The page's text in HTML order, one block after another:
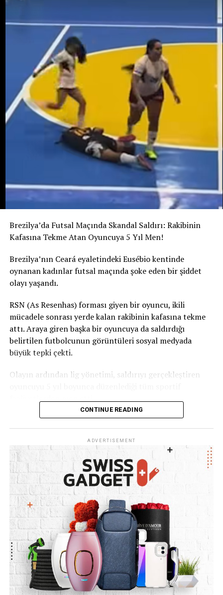
kliniklerde tedavilerinin sürdüğü, ağır yaralı bir kadının
ise hayati tehlikesinin devam ettiği bildirildi.
Yangın perşembe günü geç saatlerde alt katta çıkmış ve
daha sonra binayı sarmıştı.
Türkiye’nin Düsseldorf Başkonsolosu Ali İhsan İzbul,
yangında hafif yaralanan bina sakini İsmail Kızıltan’a
geçmiş olsun ziyaretinde bulundu.
https://ca0b9b92b836f3cc38d9e247712c24c8.safeframe.
googlesyndication.com/safeframe/1-0-
Solingen Faciası 29 Mayıs 1993 tarihinde Almanya’nın
Solingen şehrinde, Türk kökenli Neo-Naziler tarafından
kundaklanması sonucu aileden beş kişinin yaşamını
yitirmesiyle sonuçlanan saldırıdır.
Saldırıda, dört aşırı sağcı Alman, Genç ailesinin evini
kundaklamıştı. Genç ailesinden hayatını kaybedenler:
Gürsün İnce, Hatice, Hülya, Saime Genç ile Gülistan
Öztürk’tür.
Geçtiğimiz 25 Mart’ta ise Solingen’de kundaklanan bir
evde çıkan yangında Türk kökenli aynı aileden 4 kiṣi
hayatını kaybetmiṣ, 9 kiṣi de yaralanmıṣtı.
bebeği almak amacıyla işlenmiş olabileceği ihtimali
araştırılıyor. Ancak bunun henüz kanıtlanmış bir sonuç
değil, soruşturma kapsamında değerlendirilen bir ihtimal
olduğu belirtiliyor.
Ailenin açıklamasına göre Potosi bir kız çocuğu
bekliyordu. 12 Ağustos’ta dünyaya gelmesi beklenen
bebeğe “Alahia” adı verilmişti.
Maria Potosi toprağa verilirken soruşturmanın en
önemli sorusu hâlâ yanıt bekliyor: Alahia nerede ve
Brezilya’da Futsal Maçında Skandal Saldırı: Rakibinin
Kafasına Tekme Atan Oyuncuya 5 Yıl Men!
Brezilya’nın Ceará eyaletindeki Eusébio kentinde
oynanan kadınlar futsal maçında şoke eden bir şiddet
olayı yaşandı.
RSN (As Resenhas) forması giyen bir oyuncu, ikili
mücadele sonrası yerde kalan rakibinin kafasına tekme
attı. Araya giren başka bir oyuncuya da saldırdığı
belirtilen futbolcunun görüntüleri sosyal medyada
büyük tepki çekti.
Olayın ardından lig yönetimi, saldırıyı gerçekleştiren
Ceará Sivil Polisi de olayla ilgili soruşturma başlattı.
CONTINUE READING
ADVERTISEMENT